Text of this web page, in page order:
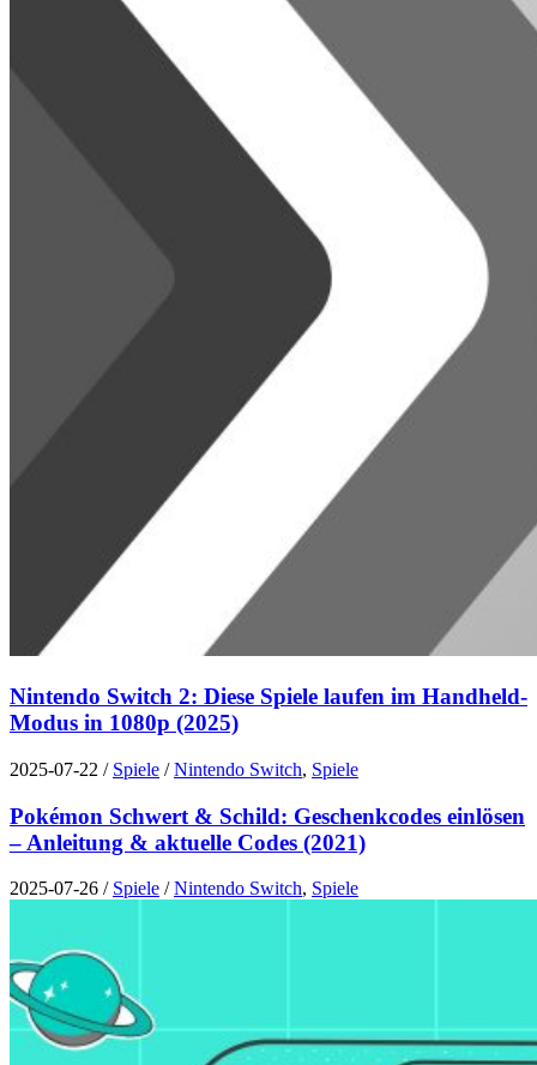
Nintendo Switch 2: Diese Spiele laufen im Handheld-
Modus in 1080p (2025)
2025-07-22 / Spiele /Nintendo Switch, Spiele
Pokémon Schwert & Schild: Geschenkcodes einlösen
– Anleitung & aktuelle Codes (2021)
2025-07-26 / Spiele /Nintendo Switch, Spiele